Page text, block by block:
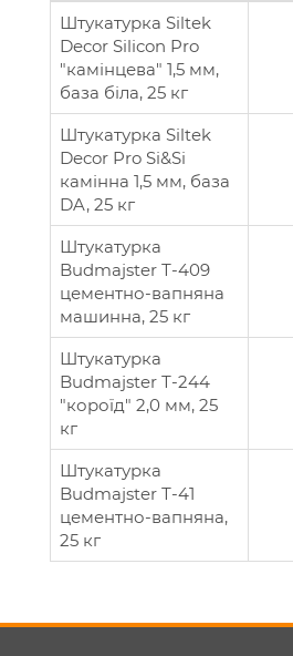
Штукатурка Siltek
Decor Silicon Pro
"камінцева" 1,5 мм,
база біла, 25 кг
Штукатурка Siltek
Decor Pro Si&Si
камінна 1,5 мм, база
DA, 25 кг
Штукатурка
Budmajster Т-409
цементно-вапняна
машинна, 25 кг
Штукатурка
Budmajster Т-244
"короїд" 2,0 мм, 25
кг
Штукатурка
Budmajster Т-41
цементно-вапняна,
25 кг